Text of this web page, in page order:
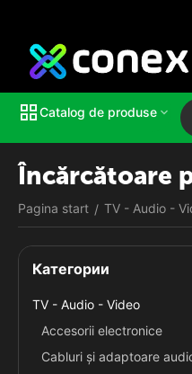
Catalog de produse
Încărcătoare
Pagina start / TV - Audio -
Категории
TV - Audio - Video
Accesorii electronice
Cabluri și adaptoare